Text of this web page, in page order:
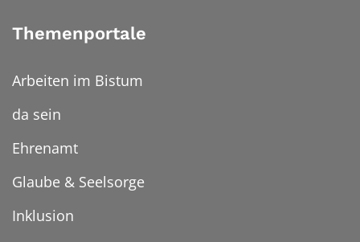
Themenportale
Arbeiten im Bistum
da sein
Ehrenamt
Glaube & Seelsorge
Inklusion